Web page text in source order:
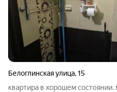
Белоглинская улица,15
квартира в хорошем